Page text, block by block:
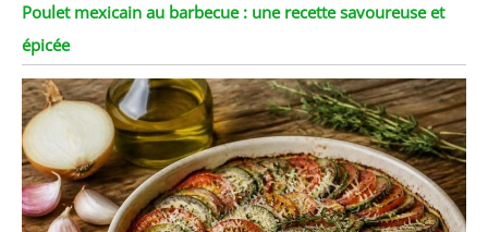
Poulet mexicain au barbecue : une recette savoureuse et
épicée